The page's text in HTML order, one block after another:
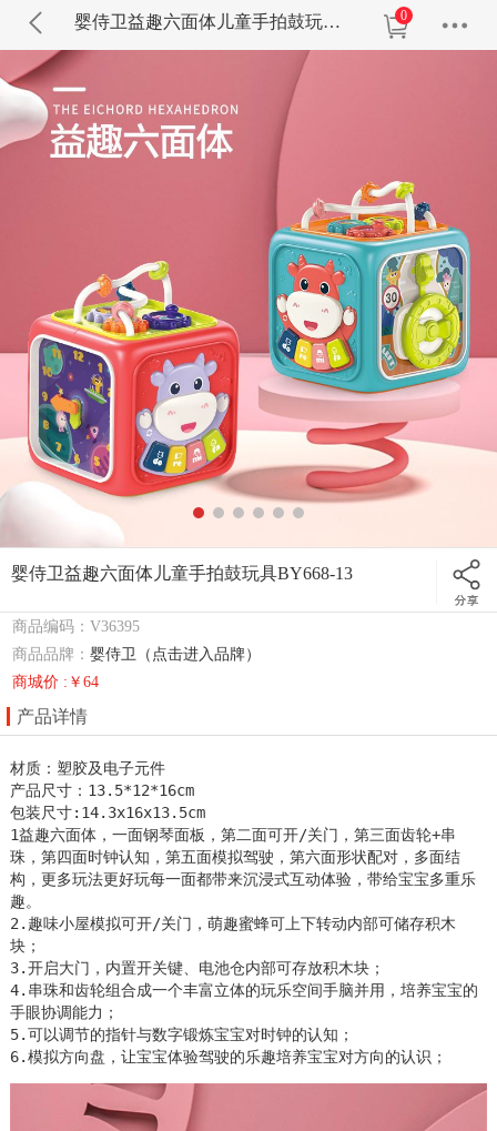
婴侍卫益趣六面体儿童手拍鼓玩具BY668-13 0
婴侍卫益趣六面体儿童手拍鼓玩具BY668-13
商品编码：V36395
商品品牌：婴侍卫（点击进入品牌）
商城价 :￥64
产品详情
材质：塑胶及电子元件
产品尺寸：13.5*12*16cm
包装尺寸:14.3x16x13.5cm
1益趣六面体，一面钢琴面板，第二面可开/关门，第三面齿轮+串
珠，第四面时钟认知，第五面模拟驾驶，第六面形状配对，多面结
构，更多玩法更好玩每一面都带来沉浸式互动体验，带给宝宝多重乐
趣。
2.趣味小屋模拟可开/关门，萌趣蜜蜂可上下转动内部可储存积木
块；
3.开启大门，内置开关键、电池仓内部可存放积木块；
4.串珠和齿轮组合成一个丰富立体的玩乐空间手脑并用，培养宝宝的
手眼协调能力；
5.可以调节的指针与数字锻炼宝宝对时钟的认知；
6.模拟方向盘，让宝宝体验驾驶的乐趣培养宝宝对方向的认识；